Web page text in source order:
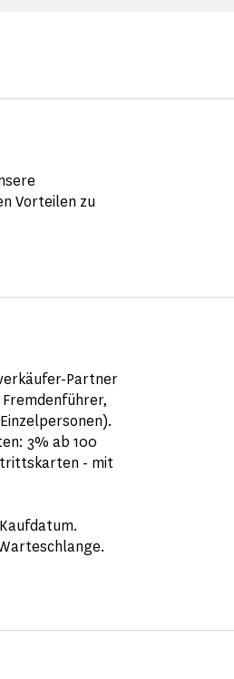
Vorteilen zu
Partner
3% ab 100
- mit